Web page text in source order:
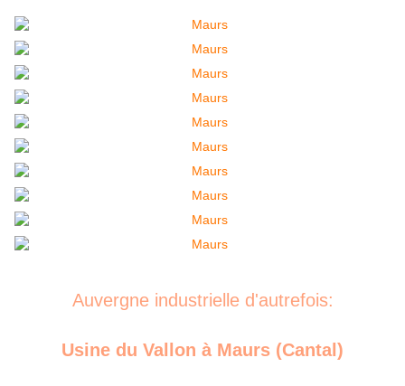
Auvergne industrielle d'autrefois:
Usine du Vallon à Maurs (Cantal)